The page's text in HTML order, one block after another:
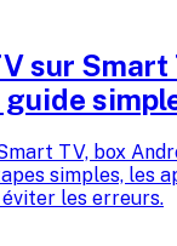
sur Smart
guide
TV, box
simples, les
les erreurs.